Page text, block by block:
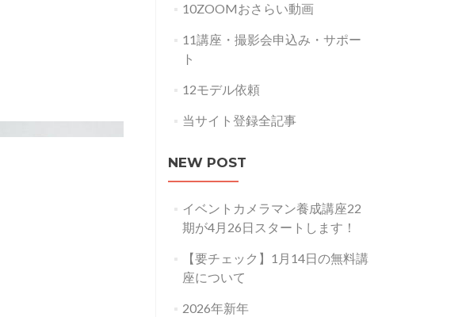
10ZOOMおさらい動画
11講座・撮影会申込み・サポー
ト
12モデル依頼
当サイト登録全記事
NEW POST
イベントカメラマン養成講座22
期が4月26日スタートします！
【要チェック】1月14日の無料講
座について
2026年新年